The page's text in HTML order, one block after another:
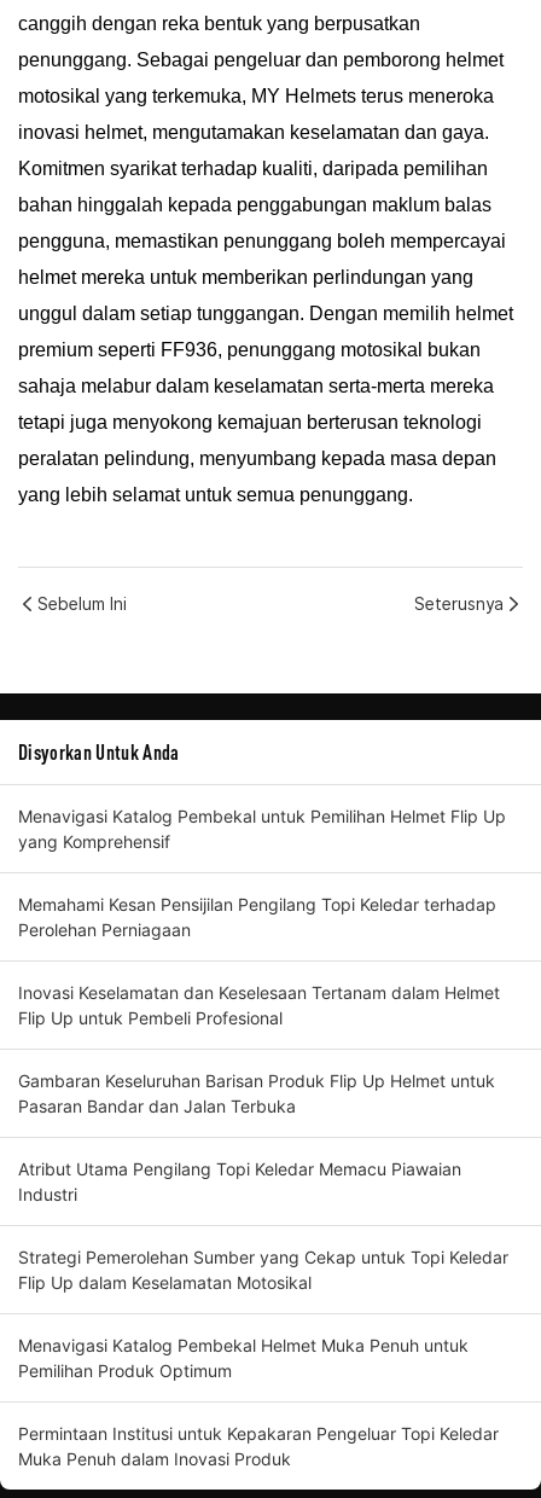
canggih dengan reka bentuk yang berpusatkan
penunggang. Sebagai pengeluar dan pemborong helmet
motosikal yang terkemuka, MY Helmets terus meneroka
inovasi helmet, mengutamakan keselamatan dan gaya.
Komitmen syarikat terhadap kualiti, daripada pemilihan
bahan hinggalah kepada penggabungan maklum balas
pengguna, memastikan penunggang boleh mempercayai
helmet mereka untuk memberikan perlindungan yang
unggul dalam setiap tunggangan. Dengan memilih helmet
premium seperti FF936, penunggang motosikal bukan
sahaja melabur dalam keselamatan serta-merta mereka
tetapi juga menyokong kemajuan berterusan teknologi
peralatan pelindung, menyumbang kepada masa depan
yang lebih selamat untuk semua penunggang.
Sebelum Ini Seterusnya
Disyorkan Untuk Anda
Menavigasi Katalog Pembekal untuk Pemilihan Helmet Flip Up
yang Komprehensif
Memahami Kesan Pensijilan Pengilang Topi Keledar terhadap
Perolehan Perniagaan
Inovasi Keselamatan dan Keselesaan Tertanam dalam Helmet
Flip Up untuk Pembeli Profesional
Gambaran Keseluruhan Barisan Produk Flip Up Helmet untuk
Pasaran Bandar dan Jalan Terbuka
Atribut Utama Pengilang Topi Keledar Memacu Piawaian
Industri
Strategi Pemerolehan Sumber yang Cekap untuk Topi Keledar
Flip Up dalam Keselamatan Motosikal
Menavigasi Katalog Pembekal Helmet Muka Penuh untuk
Pemilihan Produk Optimum
Permintaan Institusi untuk Kepakaran Pengeluar Topi Keledar
Muka Penuh dalam Inovasi Produk